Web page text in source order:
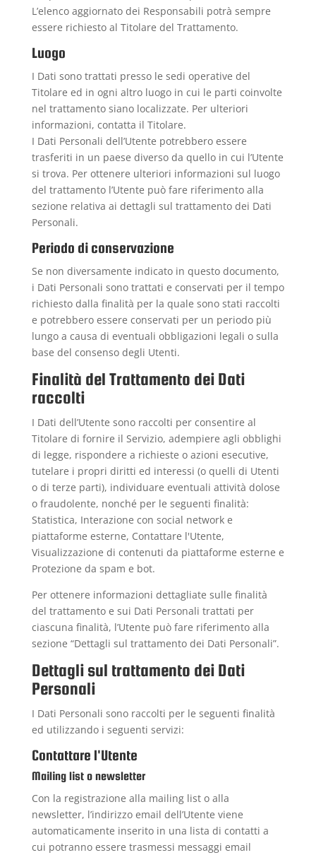
L’elenco aggiornato dei Responsabili potrà sempre
essere richiesto al Titolare del Trattamento.
Luogo
I Dati sono trattati presso le sedi operative del
Titolare ed in ogni altro luogo in cui le parti coinvolte
nel trattamento siano localizzate. Per ulteriori
informazioni, contatta il Titolare.
I Dati Personali dell’Utente potrebbero essere
trasferiti in un paese diverso da quello in cui l’Utente
si trova. Per ottenere ulteriori informazioni sul luogo
del trattamento l’Utente può fare riferimento alla
sezione relativa ai dettagli sul trattamento dei Dati
Personali.
Periodo di conservazione
Se non diversamente indicato in questo documento,
i Dati Personali sono trattati e conservati per il tempo
richiesto dalla finalità per la quale sono stati raccolti
e potrebbero essere conservati per un periodo più
lungo a causa di eventuali obbligazioni legali o sulla
base del consenso degli Utenti.
Finalità del Trattamento dei Dati
raccolti
I Dati dell’Utente sono raccolti per consentire al
Titolare di fornire il Servizio, adempiere agli obblighi
di legge, rispondere a richieste o azioni esecutive,
tutelare i propri diritti ed interessi (o quelli di Utenti
o di terze parti), individuare eventuali attività dolose
o fraudolente, nonché per le seguenti finalità:
Statistica, Interazione con social network e
piattaforme esterne, Contattare l'Utente,
Visualizzazione di contenuti da piattaforme esterne e
Protezione da spam e bot.
Per ottenere informazioni dettagliate sulle finalità
del trattamento e sui Dati Personali trattati per
ciascuna finalità, l’Utente può fare riferimento alla
sezione “Dettagli sul trattamento dei Dati Personali”.
Dettagli sul trattamento dei Dati
Personali
I Dati Personali sono raccolti per le seguenti finalità
ed utilizzando i seguenti servizi:
Contattare l'Utente
Mailing list o newsletter
Con la registrazione alla mailing list o alla
newsletter, l’indirizzo email dell’Utente viene
automaticamente inserito in una lista di contatti a
cui potranno essere trasmessi messaggi email